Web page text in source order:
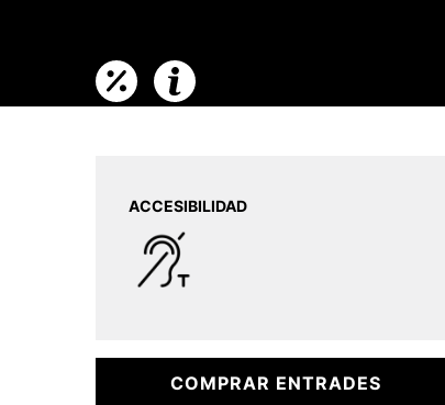
ACCESIBILIDAD
COMPRAR ENTRADES